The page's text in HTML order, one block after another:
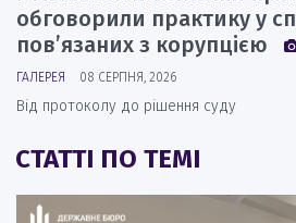
обговорили практику у
пов’язаних з корупцією
ГАЛЕРЕЯ 08 СЕРПНЯ, 2026
Від протоколу до рішення суду
СТАТТІ ПО ТЕМІ